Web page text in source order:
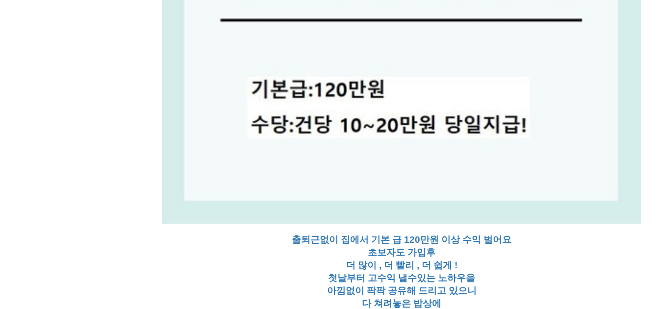
출퇴근없이 집에서 기본 급 120만원 이상 수익 벌어요
초보자도 가입후
더 많이 , 더 빨리 , 더 쉽게 !
첫날부터 고수익 낼수있는 노하우을
아낌없이 팍팍 공유해 드리고 있으니
다 쳐려놓은 밥상에